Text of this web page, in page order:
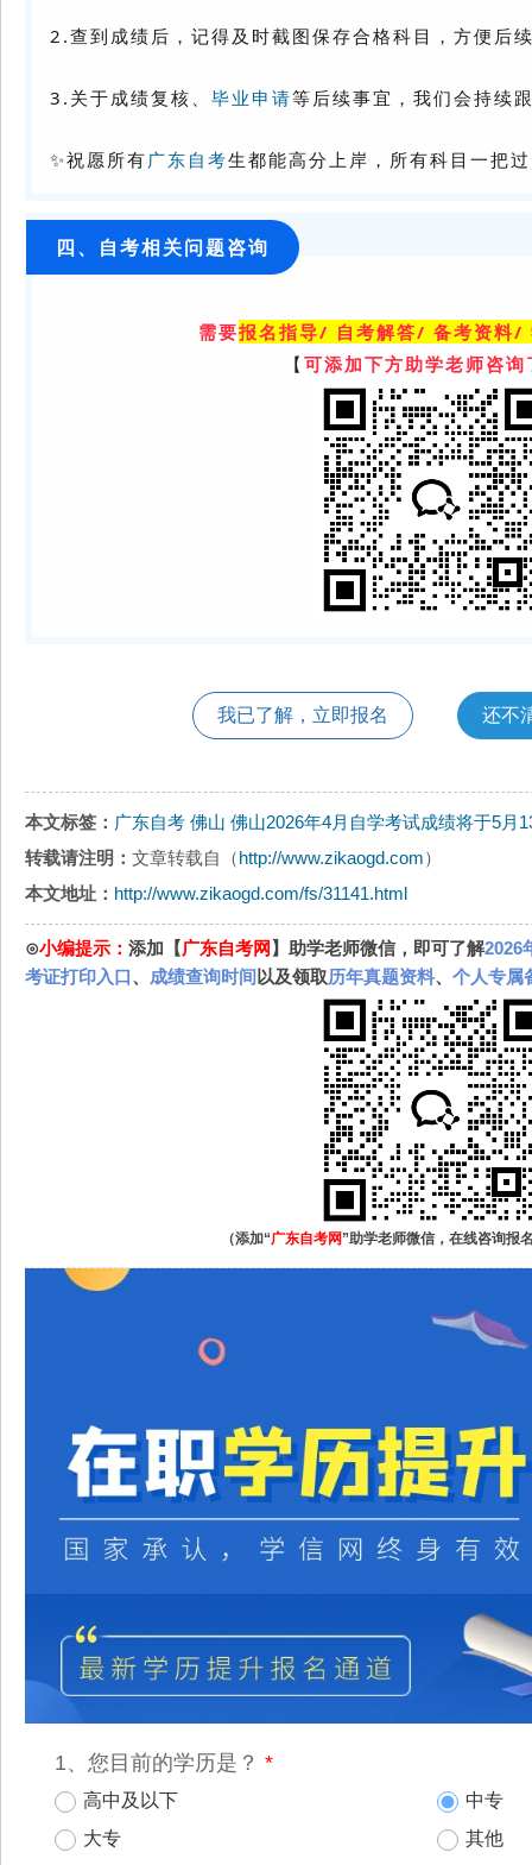
2.查到成绩后，记得及时截图保存合格科目，方便后
3.关于成绩复核、 毕业申请等后续事宜，我们会持续
✨祝愿所有广东自考生都能高分上岸，所有科目一把
四、自考相关问题咨询
需要报名指导/ 自考解答/ 备考资料/
【 可添加下方助学老师咨询
我已了解，立即报名 还不
本文标签： 广东自考 佛山 佛山2026年4月自学考试成绩将于5月
转载请注明： 文章转载自（ http://www.zikaogd.com）
本文地址： http://www.zikaogd.com/fs/31141.html
⊙小编提示： 添加【广东自考网 】助学老师微信，即可了解2026
考证打印入口 、 成绩查询时间以及领取历年真题资料、 个人专属
（添加“广东自考网 ”助学老师微信，在线咨询报